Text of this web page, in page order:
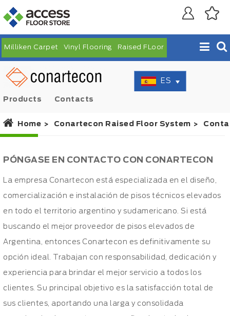
Milliken Carpet Vinyl Flooring Raised FLoor
ES
Products Contacts
Home Conartecon Raised Floor System
PÓNGASE EN CONTACTO CON CONARTECON
La empresa Conartecon está especializada en el diseño,
comercialización e instalación de pisos técnicos elevados
en todo el territorio argentino y sudamericano. Si está
buscando el mejor proveedor de pisos elevados de
Argentina, entonces Conartecon es definitivamente su
opción ideal. Trabajan con responsabilidad, dedicación y
experiencia para brindar el mejor servicio a todos los
clientes. Su principal objetivo es la satisfacción total de
sus clientes, aportando una larga y consolidada